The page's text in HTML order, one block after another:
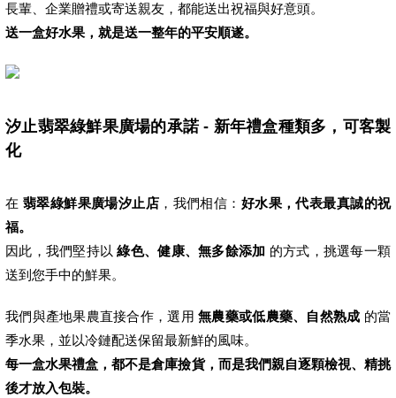
長輩、企業贈禮或寄送親友，都能送出祝福與好意頭。
送一盒好水果，就是送一整年的平安順遂。
汐止翡翠綠鮮果廣場的承諾 - 新年禮盒種類多，可客製
化
在 翡翠綠鮮果廣場汐止店 ，我們相信： 好水果，代表最真誠的祝
福。
因此，我們堅持以綠色、健康、無多餘添加 的方式，挑選每一顆
送到您手中的鮮果。
我們與產地果農直接合作，選用無農藥或低農藥、自然熟成 的當
季水果，並以冷鏈配送保留最新鮮的風味。
每一盒水果禮盒，都不是倉庫撿貨，而是我們親自逐顆檢視、精挑
後才放入包裝。